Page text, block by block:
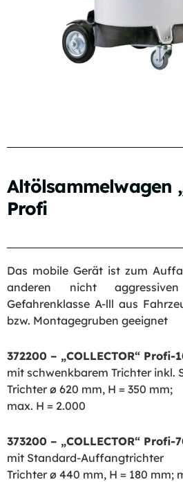
Altölsammelwagen
Profi
Das mobile Gerät ist zum
anderen nicht
Gefahrenklasse A-lll aus
bzw. Montagegruben geeignet
372200 – „COLLECTOR“ Profi-
mit schwenkbarem Trichter inkl.
Trichter ø 620 mm, H = 350 mm;
max. H = 2.000
373200 – „COLLECTOR“ Profi-
mit Standard-Auffangtrichter
Trichter ø 440 mm, H = 180 mm;